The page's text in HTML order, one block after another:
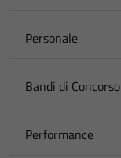
Personale
Bandi di Concorso
Performance